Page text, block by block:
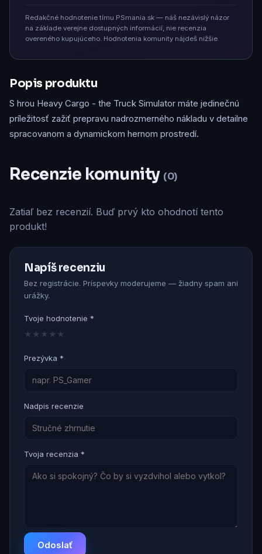
Redakčné hodnotenie tímu PSmania.sk — náš nezávislý názor
na základe verejne dostupných informácií, nie recenzia
overeného kupujúceho. Hodnotenia komunity nájdeš nižšie.
Popis produktu
S hrou Heavy Cargo - the Truck Simulator máte jedinečnú
príležitosť zažiť prepravu nadrozmerného nákladu v detailne
spracovanom a dynamickom hernom prostredí.
Recenzie komunity (0)
Zatiaľ bez recenzií. Buď prvý kto ohodnotí tento
produkt!
Napíš recenziu
Bez registrácie. Príspevky moderujeme — žiadny spam ani
urážky.
Tvoje hodnotenie *
★
★
★
★
★
Prezývka *
Nadpis recenzie
Tvoja recenzia *
Odoslať